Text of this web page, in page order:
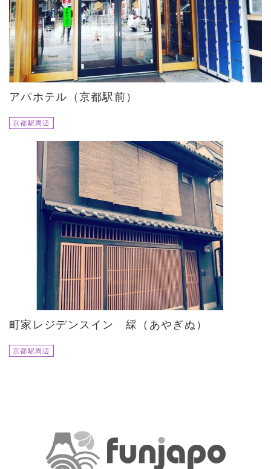
アパホテル（京都駅前）
京都駅周辺
町家レジデンスイン 綵（あやぎぬ）
京都駅周辺